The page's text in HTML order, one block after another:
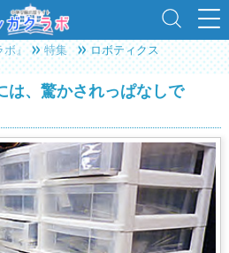
ボ』 特集 ロボティクス
は、驚かされっぱなしで